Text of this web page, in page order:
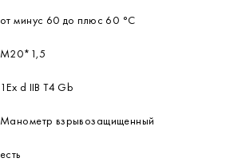
от минус 60 до плюс 60 °С
М20*1,5
1Ех d IIВ Т4 Gb
Манометр взрывозащищенный
есть